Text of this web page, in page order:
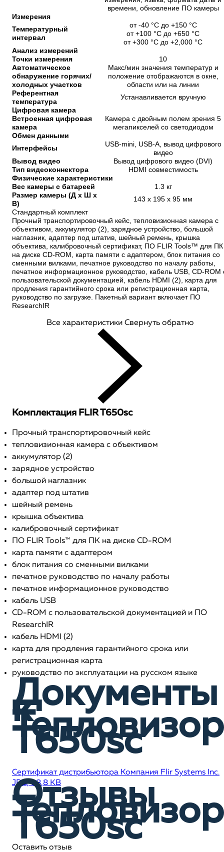
времени, обновление ПО камеры
Измерения
Температурный
интервал
от -40 °C до +150 °C
от +100 °C до +650 °C
от +300 °C до +2,000 °C
Анализ измерений
Точки измерения
10
Автоматическое
обнаружение горячих/
холодных участков
Макс/мин значения температур и
положение отображаются в окне,
области или на линии
Референтная
температура
Устанавливается вручную
Цифровая камера
Встроенная цифровая
камера
Камера с двойным полем зрения 5
мегапикселей со светодиодом
Обмен данными
Интерфейсы
USB-mini, USB-A, вывод цифрового
видео
Вывод видео
Вывод цифрового видео (DVI)
Тип видеоконнектора
HDMI совместимость
Физические характеристики
Вес камеры с батареей
1.3 кг
Размер камеры (Д x Ш x
В)
143 x 195 x 95 мм
Стандартный комплект
Прочный транспортировочный кейс, тепловизионная камера с
объективом, аккумулятор (2), зарядное устройство, большой
наглазник, адаптер под штатив, шейный ремень, крышка
объектива, калибровочный сертификат, ПО FLIR Tools™ для ПК
на диске CD-ROM, карта памяти с адаптером, блок питания со
сменными вилками, печатное руководство по началу работы,
печатное информационное руководство, кабель USB, CD-ROM
пользовательской документацией, кабель HDMI (2), карта для
продления гарантийного срока или регистрационная карта,
руководство по загрузке. Пакетный вариант включает ПО
ResearchIR
Все характеристики Свернуть обратно
Комплектация FLIR T650sc
Прочный транспортировочный кейс
тепловизионная камера с объективом
аккумулятор (2)
зарядное устройство
большой наглазник
адаптер под штатив
шейный ремень
крышка объектива
калибровочный сертификат
ПО FLIR Tools™ для ПК на диске CD-ROM
карта памяти с адаптером
блок питания со сменными вилками
печатное руководство по началу работы
печатное информационное руководство
кабель USB
CD-ROM с пользовательской документацией и ПО
ResearchIR
кабель HDMI (2)
карта для продления гарантийного срока или
регистрационная карта
руководство по эксплуатации на русском языке
Документы
к
Тепловизор
T650sc
Сертификат дистрибьютора Компания Flir Systems Inc.
JPG, 98,8 KB
Отзывы
Тепловизор
T650sc
Оставить отзыв